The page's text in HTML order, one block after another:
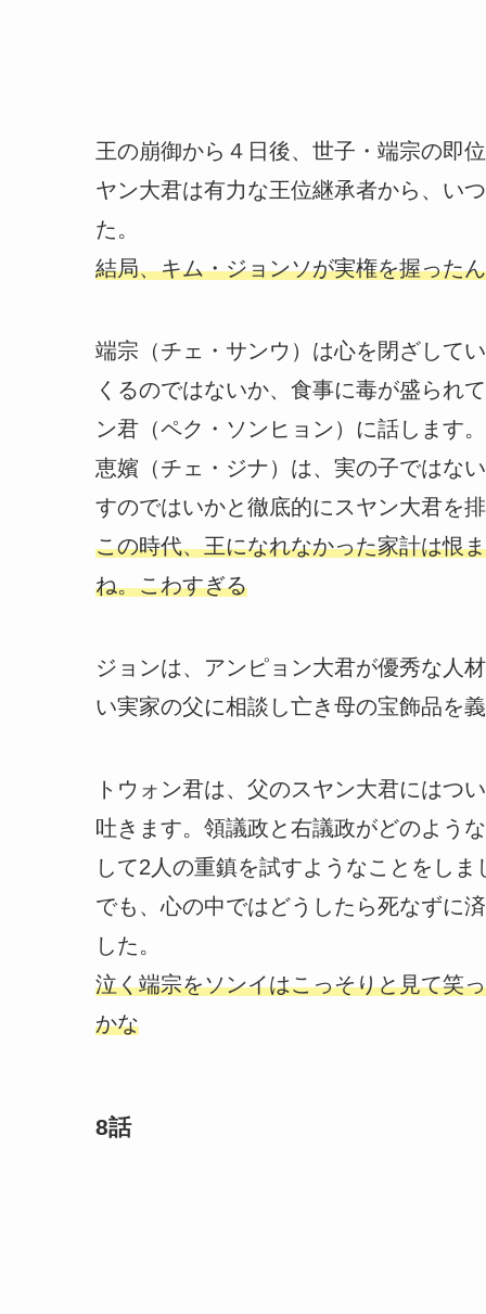
王の崩御から４日後、世子・端宗の即
ヤン大君は有力な王位継承者から、い
た。
結局、キム・ジョンソが実権を握った
端宗（チェ・サンウ）は心を閉ざして
くるのではないか、食事に毒が盛られ
ン君（ペク・ソンヒョン）に話します。
恵嬪（チェ・ジナ）は、実の子ではな
すのではいかと徹底的にスヤン大君を
この時代、王になれなかった家計は恨
ね。こわすぎる
ジョンは、アンピョン大君が優秀な人
い実家の父に相談し亡き母の宝飾品を
トウォン君は、父のスヤン大君にはつ
吐きます。領議政と右議政がどのよう
して2人の重鎮を試すようなことをしま
でも、心の中ではどうしたら死なずに
した。
泣く端宗をソンイはこっそりと見て笑
かな
8話